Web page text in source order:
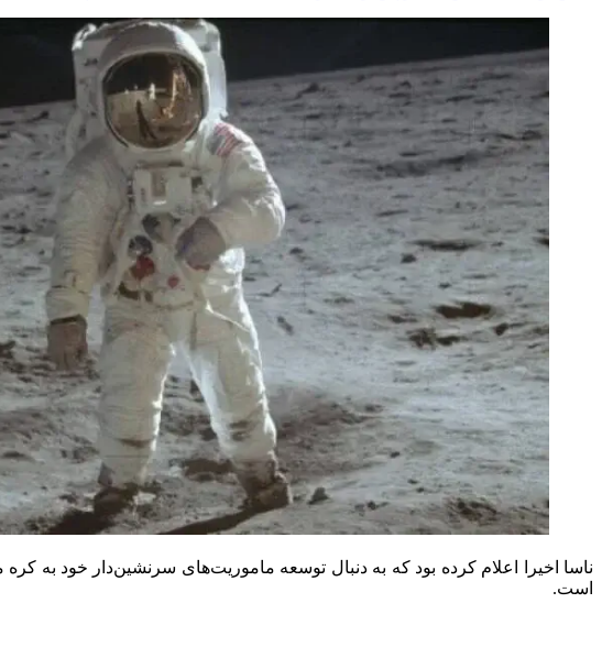
ناسا اخیرا اعلام کرده بود که به دنبال توسعه ماموریت‌های سرنشین‌دار خود به
است.